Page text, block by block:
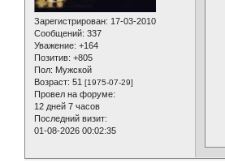
Зарегистрирован: 17-03-2010
Сообщений: 337
Уважение: +164
Позитив: +805
Пол: Мужской
Возраст: 51 [1975-07-29]
Провел на форуме:
12 дней 7 часов
Последний визит:
01-08-2026 00:02:35